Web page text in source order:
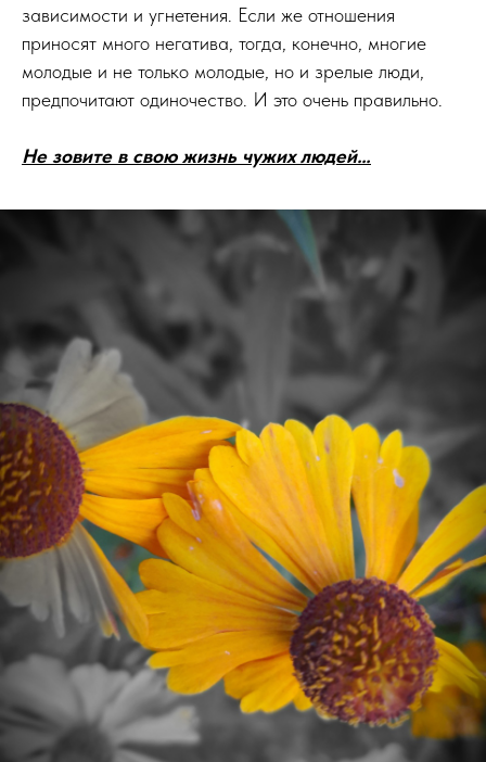
зависимости и угнетения. Если же отношения
приносят много негатива, тогда, конечно, многие
молодые и не только молодые, но и зрелые люди,
предпочитают одиночество. И это очень правильно.
Не зовите в свою жизнь чужих людей…